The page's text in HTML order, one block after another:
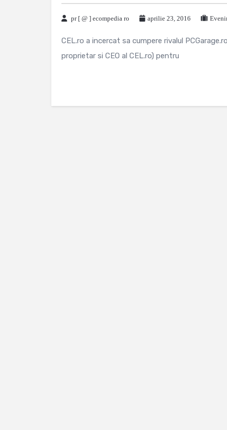
pr [ @ ] ecompedia ro aprilie 23, 2016
CEL.ro a incercat sa cumpere rivalul
proprietar si CEO al CEL.ro) pentru